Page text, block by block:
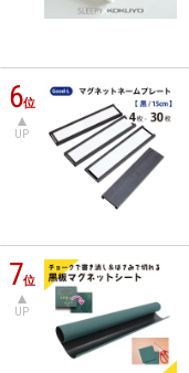
6位
UP
7位
UP